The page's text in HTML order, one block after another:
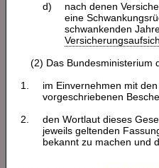
d)
nach denen
eine
schwankenden
(2) Das Bundesministerium
1.
im Einvernehmen mit
vorgeschriebenen
2.
den Wortlaut dieses
jeweils geltenden
bekannt zu machen und